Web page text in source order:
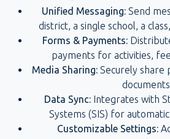
Unified Messaging: Send
district, a single school, a
Forms & Payments:
payments for activities,
Media Sharing: Securely share
Data Sync: Integrates with
Systems (SIS) for
Customizable Settings: